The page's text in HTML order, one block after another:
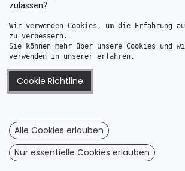
Altölentsorgung
Batterieverordnung
Telefonzeiten
Wie bestellen Sie bei uns
Versand & Zahlung
WEEE Registrierung
Boot & Motor UG
zulassen?
Wir verwenden Cookies, um die Erfahrung
zu verbessern.
Sie können mehr über unsere Cookies und
verwenden in unserer erfahren.
Cookie Richtline
Alle Cookies erlauben
Nur essentielle Cookies erlauben